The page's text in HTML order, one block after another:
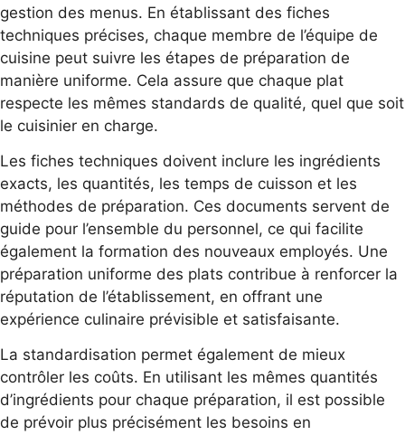
gestion des menus. En établissant des fiches
techniques précises, chaque membre de l’équipe de
cuisine peut suivre les étapes de préparation de
manière uniforme. Cela assure que chaque plat
respecte les mêmes standards de qualité, quel que soit
le cuisinier en charge.
Les fiches techniques doivent inclure les ingrédients
exacts, les quantités, les temps de cuisson et les
méthodes de préparation. Ces documents servent de
guide pour l’ensemble du personnel, ce qui facilite
également la formation des nouveaux employés. Une
préparation uniforme des plats contribue à renforcer la
réputation de l’établissement, en offrant une
expérience culinaire prévisible et satisfaisante.
La standardisation permet également de mieux
contrôler les coûts. En utilisant les mêmes quantités
d’ingrédients pour chaque préparation, il est possible
de prévoir plus précisément les besoins en